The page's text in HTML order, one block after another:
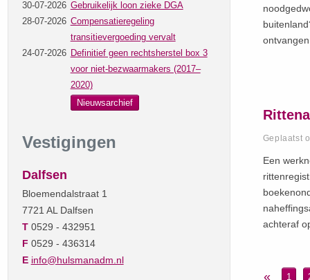
30-07-2026 Gebruikelijk loon zieke DGA
28-07-2026 Compensatieregeling
transitievergoeding vervalt
24-07-2026 Definitief geen rechtsherstel box 3
voor niet-bezwaarmakers (2017–
2020)
Nieuwsarchief
Vestigingen
Dalfsen
Bloemendalstraat 1
7721 AL Dalfsen
T0529 - 432951
F 0529 - 436314
E info@hulsmanadm.nl
Geplaatst
Een
achteraf
« 1